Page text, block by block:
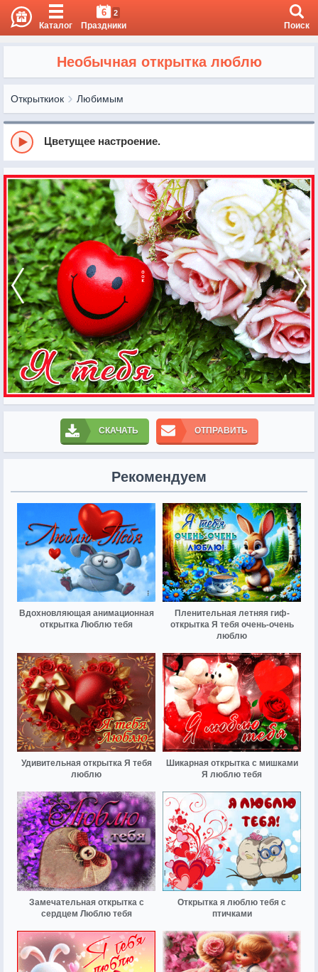
Каталог
6 2
Праздники Поиск
Необычная открытка люблю
Открыткиок Любимым
Цветущее настроение.
СКАЧАТЬ ОТПРАВИТЬ
Рекомендуем
Вдохновляющая анимационная
открытка Люблю тебя
Пленительная летняя гиф-
открытка Я тебя очень-очень
люблю
Удивительная открытка Я тебя
люблю
Шикарная открытка с мишками
Я люблю тебя
Замечательная открытка с
сердцем Люблю тебя
Открытка я люблю тебя с
птичками